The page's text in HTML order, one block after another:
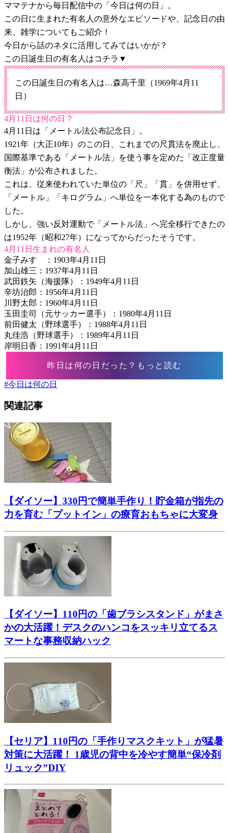
ママテナから毎日配信中の「今日は何の日」。
この日に生まれた有名人の意外なエピソードや、記念日の由
来、雑学についてもご紹介！
今日から話のネタに活用してみてはいかが？
この日誕生日の有名人はコチラ▼
この日誕生日の有名人は…森高千里（1969年4月11
日）
4月11日は何の日？
4月11日は「メートル法公布記念日」。
1921年（大正10年）のこの日、これまでの尺貫法を廃止し、
国際基準である「メートル法」を使う事を定めた「改正度量
衡法」が公布されました。
これは、従来使われていた単位の「尺」「貫」を併用せず、
「メートル」「キログラム」へ単位を一本化する為のもので
した。
しかし、強い反対運動で「メートル法」へ完全移行できたの
は1952年（昭和27年）になってからだったそうです。
4月11日生まれの有名人
金子みすゞ：1903年4月11日
加山雄三：1937年4月11日
武田鉄矢（海援隊）：1949年4月11日
辛坊治郎：1956年4月11日
川野太郎：1960年4月11日
玉田圭司（元サッカー選手）：1980年4月11日
前田健太（野球選手）：1988年4月11日
丸佳浩（野球選手）：1989年4月11日
岸明日香：1991年4月11日
昨日は何の日だった？もっと読む
#今日は何の日
関連記事
【ダイソー】330円で簡単手作り！貯金箱が指先の
力を育む「プットイン」の療育おもちゃに大変身
【ダイソー】110円の「歯ブラシスタンド」がまさ
かの大活躍！デスクのハンコをスッキリ立てるス
マートな事務収納ハック
【セリア】110円の「手作りマスクキット」が猛暑
対策に大活躍！ 1歳児の背中を冷やす簡単“保冷剤
リュック”DIY